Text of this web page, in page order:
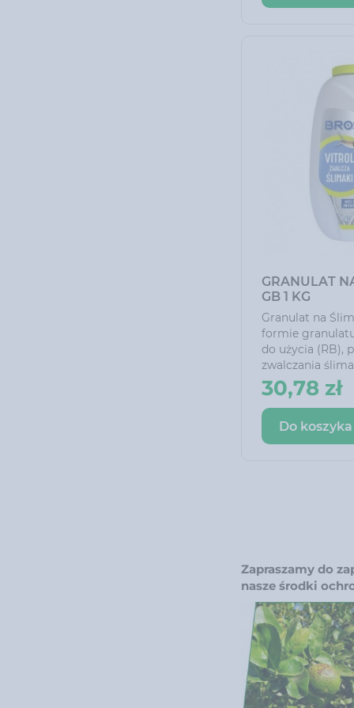
GRANULAT
GB 1 KG
Granulat na
formie
do użycia (RB),
zwalczania
oskorupionych.
dobranej
ślimaki i jest
zjadany.
Preparat może
30,78 zł
Do koszyka
Zapraszamy do
nasze środki